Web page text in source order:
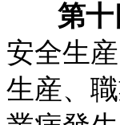
第
安全生
生産、